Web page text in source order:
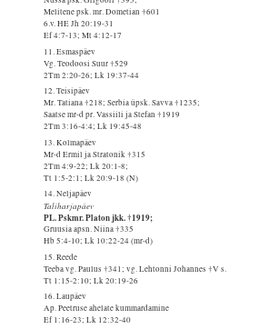
Melitene psk. mr. Dometian †601
6.v. HE Jh 20:19-31
Ef 4:7-13; Mt 4:12-17
11. Esmaspäev
Vg. Teodoosi Suur †529
2Tm 2:20-26; Lk 19:37-44
12. Teisipäev
Mr. Tatiana †218; Serbia üpsk. Savva †1235;
Saatse mr-d pr. Vassiili ja Stefan †1919
2Tm 3:16-4:4; Lk 19:45-48
13. Kolmapäev
Mr-d Ermil ja Stratonik †315
2Tm 4:9-22; Lk 20:1-8;
Tt 1:5-2:1; Lk 20:9-18 (N)
14. Neljapäev
Taliharjapäev
PL. Pskmr. Platon jkk. †1919;
Gruusia apsn. Niina †335
Hb 5:4-10; Lk 10:22-24 (mr-d)
15. Reede
Teeba vg. Paulus †341; vg. Lehtonni Johannes †V s.
Tt 1:15-2:10; Lk 20:19-26
16. Laupäev
Ap. Peetruse ahelate kummardamine
Ef 1:16-23; Lk 12:32-40